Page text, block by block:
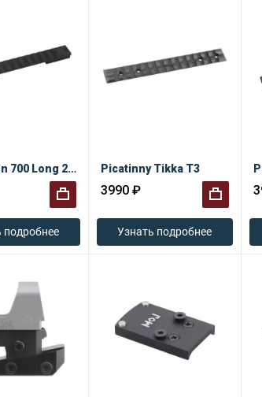
Remington 700 Long 20 MOA
подробнее
Picatinny Tikka T3
3990 ₽
Узнать подробнее